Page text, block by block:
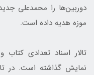
دوربین‌ها را محمدعلی
موزه هدیه داده است.
تالار اسناد تعدادی
نمایش گذاشته است. در